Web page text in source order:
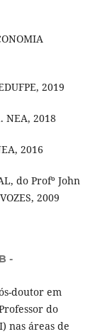
2019
NEA, 2018
2016
do Profº John
2009
-
doutor em
do
nas áreas de